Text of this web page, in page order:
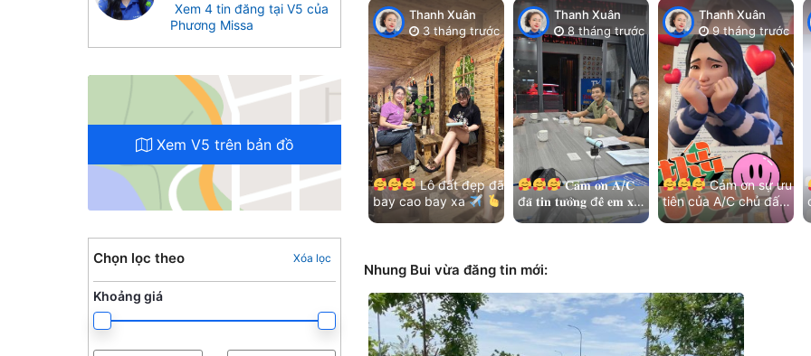
Xem 4 tin đăng tại V5 của
Phương Missa
Xem V5 trên bản đồ
Chọn lọc theo Xóa lọc
Khoảng giá
Thanh Xuân
3 tháng trước
Lô đất đẹp đã
bay cao bay xa
Cảm ơn chị chủ đất
Thanh Xuân
8 tháng trước
𝐂𝐚̉𝐦 𝐨̛𝐧 𝐀/𝐂
đ𝐚̃ 𝐭𝐢𝐧 𝐭𝐮̛𝐨̛̉𝐧𝐠 đ𝐞̂̉ 𝐞𝐦 𝐱𝐮̛̉
𝐥𝐲́ 𝐡𝐞̂́𝐭 𝐦𝐨̣𝐢 𝐯𝐢𝐞̣̂𝐜!
Thanh Xuân
9 tháng trước
Cảm ơn sự ưu
tiên của A/C chủ đất
và kết nối nhẹ nhàng
Nhung Bui vừa đăng tin mới: